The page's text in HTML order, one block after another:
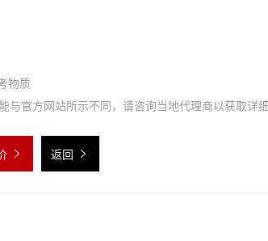
物质
与官方网站所示不同，请咨询当地代理商以获取详细
返回